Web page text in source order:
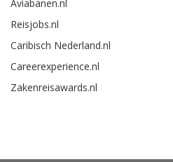
Aviabanen.nl
Reisjobs.nl
Caribisch Nederland.nl
Careerexperience.nl
Zakenreisawards.nl